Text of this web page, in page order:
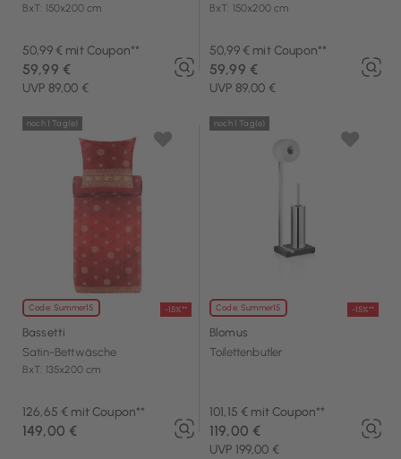
BxT: 150x200 cm
50,99 € mit Coupon**
UVP 89,00 €
59,99 €
BxT: 150x200 cm
50,99 € mit Coupon**
UVP 89,00 €
59,99 €
Code: Summer15 -15%**
noch 1 Tag(e)
Bassetti
Satin-Bettwäsche
BxT: 135x200 cm
126,65 € mit Coupon**
149,00 €
Code: Summer15 -15%**
noch 1 Tag(e)
Blomus
Toilettenbutler
101,15 € mit Coupon**
UVP 199,00 €
119,00 €